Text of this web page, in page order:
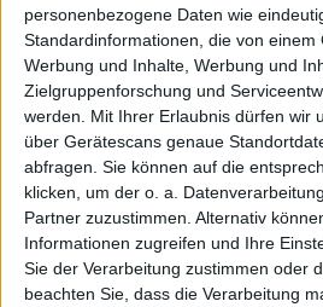
personenbezogene Daten wie
Standardinformationen, die von
Werbung und Inhalte, Werbung und
Zielgruppenforschung und
werden.
Mit Ihrer Erlaubnis dürfen wir
über Gerätescans genaue
abfragen. Sie können auf die
klicken, um der o. a.
Partner zuzustimmen. Alternativ
Informationen zugreifen und Ihre
Sie der Verarbeitung zustimmen oder
beachten Sie, dass die Verarbeitung